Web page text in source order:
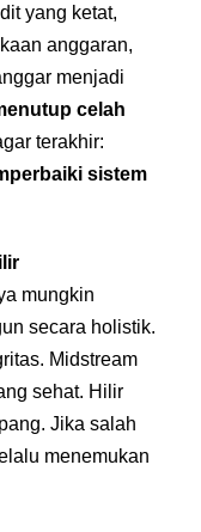
yang ketat,
anggaran,
menjadi
celah
terakhir:
sistem
mungkin
secara holistik.
Midstream
sehat. Hilir
Jika salah
menemukan